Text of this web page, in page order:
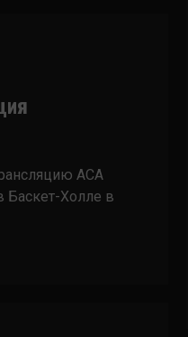
ACA
Баскет-Холле в